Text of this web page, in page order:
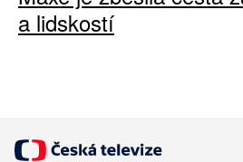
a lidskostí